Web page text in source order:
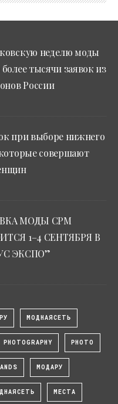
неделю моды
тысячи заявок из
России
при выборе нижнего
совершают
МОДЫ CPM
1–4 СЕНТЯБРЯ В
ЭКСПО”
МОДНАЯСЕТЬ
PHOTOGRAPHY PHOTO
МОДАРУ
МЕСТА